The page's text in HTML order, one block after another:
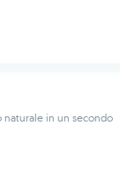
in un secondo